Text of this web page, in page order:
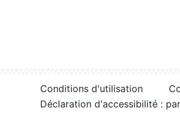
Conditions d'utilisation
Déclaration d'accessibilité :